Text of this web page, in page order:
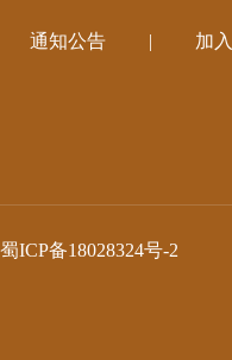
通知公告 | 加
蜀ICP备18028324号-2